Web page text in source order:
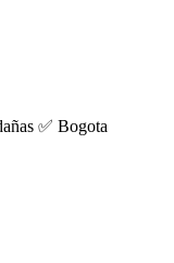
✅ Bogota